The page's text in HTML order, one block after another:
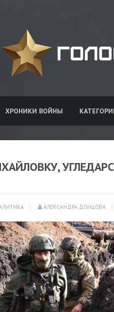
ХРОНИКИ ВОЙНЫ
АЛЕКСАНДРА ДОНЦОВА